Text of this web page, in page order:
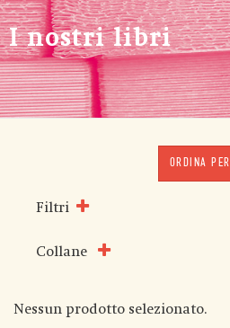
I nostri libri
ORDINA PER
Filtri
Collane
Nessun prodotto selezionato.